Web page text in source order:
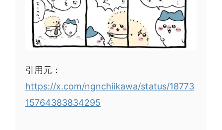
引用元：
https://x.com/ngnchiikawa/status/18773
15764383834295